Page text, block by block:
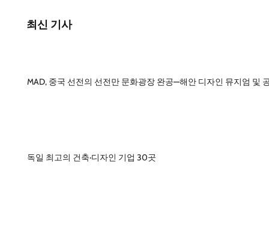
최신 기사
MAD, 중국 선전의 선전만 문화광장 완공—해안 디자인 뮤지엄 및
독일 최고의 건축·디자인 기업 30곳